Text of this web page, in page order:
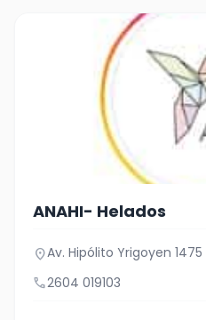
ANAHI- Helados
location_onAv. Hipólito Yrigoyen
call2604 019103